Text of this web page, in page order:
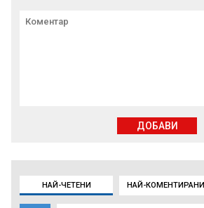
НАЙ-ЧЕТЕНИ НАЙ-КОМЕНТИРАНИ
ДОБАВИ